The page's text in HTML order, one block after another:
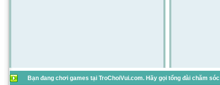
Bạn đang chơi games tại TroChoiVui.com. Hãy gọi tổng đài chăm